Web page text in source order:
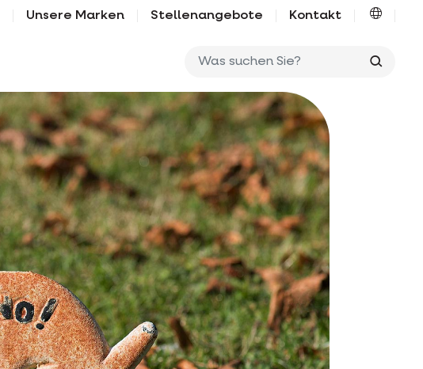
Unsere Marken Stellenangebote Kontakt